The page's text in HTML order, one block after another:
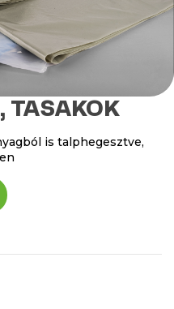
TASAKOK
is talphegesztve,